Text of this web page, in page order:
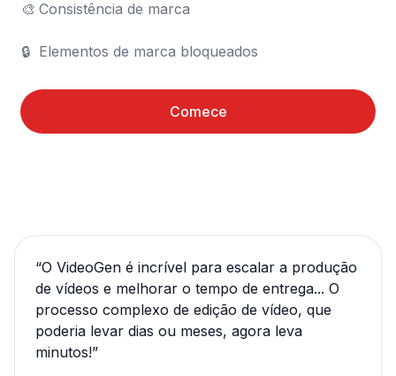
🎨	Consistência de marca
🔒	Elementos de marca bloqueados
Comece
“O VideoGen é incrível para escalar a produção
de vídeos e melhorar o tempo de entrega... O
processo complexo de edição de vídeo, que
poderia levar dias ou meses, agora leva
minutos!”